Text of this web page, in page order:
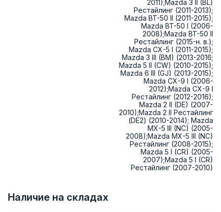
2011);Mazda 3 II (BL)
Рестайлинг (2011-2013);
Mazda BT-50 II (2011-2015);
Mazda BT-50 I (2006-
2008);Mazda BT-50 II
Рестайлинг (2015-н. в.);
Mazda CX-5 I (2011-2015);
Mazda 3 III (BM) (2013-2016;
Mazda 5 II (CW) (2010-2015);
Mazda 6 III (GJ) (2013-2015);
Mazda CX-9 I (2006-
2012);Mazda CX-9 I
Рестайлинг (2012-2016);
Mazda 2 II (DE) (2007-
2010);Mazda 2 II Рестайлинг
(DE2) (2010-2014); Mazda
MX-5 III (NC) (2005-
2008);Mazda MX-5 III (NC)
Рестайлинг (2008-2015);
Mazda 5 I (CR) (2005-
2007);Mazda 5 I (CR)
Рестайлинг (2007-2010)
Наличие на складах